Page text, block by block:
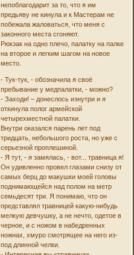
непоблагодарит за то, что я им
предьяву не кинула и к Мастерам не
побежала жаловаться, что меня с
законного места сгоняют.
Рюкзак на одно плечо, палатку на палке
на второе и легким шагом на новое
место.
- Тук-тук, - обозначила я своё
пребывание у медпалатки, - можно?
- Заходи! – донеслось изнутри и я
откинула полог армейской
четырехместной палатки.
Внутри оказался парень лет под
тридцать, небольшого роста, но уже с
серьезной проплешиной.
- Я тут, - я замялась, - вот... травница я!
Он удивленно провел глазами снизу от
самых берц до макушки моей головы
поднимающейся над полом на метр
семьдесят три. Я понимаю, что он
представлял травницей какую-нибудь
мелкую девчушку, а не нечто, одетое в
черное, и с ножом в набедренных
ножнах, хмуро смотрящее на него из-
под длинной челки.